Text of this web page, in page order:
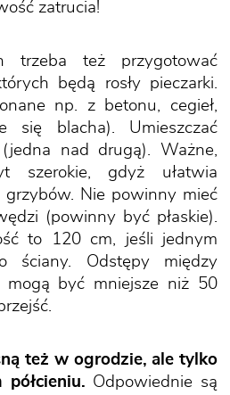
zatrucia!
trzeba też przygotować
będą rosły pieczarki.
np. z betonu, cegieł,
się blacha). Umieszczać
nad drugą). Ważne,
szerokie, gdyż ułatwia
grzybów. Nie powinny mieć
(powinny być płaskie).
to 120 cm, jeśli jednym
ściany. Odstępy między
mogą być mniejsze niż 50
też w ogrodzie, ale tylko
Odpowiednie są